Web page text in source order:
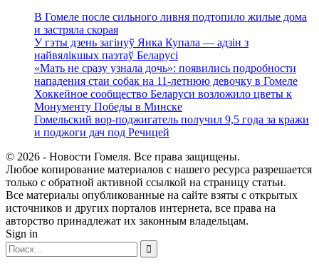
В Гомеле после сильного ливня подтопило жилые дома
и застряла скорая
У гэты дзень загінуў Янка Купала — адзін з
найвялікшых паэтаў Беларусі
«Мать не сразу узнала дочь»: появились подробности
нападения стаи собак на 11-летнюю девочку в Гомеле
Хоккейное сообщество Беларуси возложило цветы к
Монументу Победы в Минске
Гомельский вор-поджигатель получил 9,5 года за кражи
и поджоги дач под Речицей
© 2026 - Новости Гомеля. Все права защищены.
Любое копирование материалов с нашего ресурса разрешается
только с обратной активной ссылкой на страницу статьи.
Все материалы опубликованные на сайте взяты с открытых
источников и других порталов интернета, все права на
авторство принадлежат их законным владельцам.
Sign in